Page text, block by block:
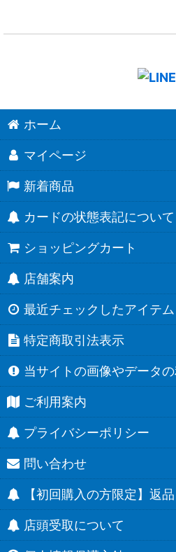
ホーム
マイページ
新着商品
カードの状態表記について
ショッピングカート
店舗案内
最近チェックしたアイテム
特定商取引法表示
当サイトの画像やデータ
ご利用案内
プライバシーポリシー
問い合わせ
【初回購入の方限定】返
店頭受取について